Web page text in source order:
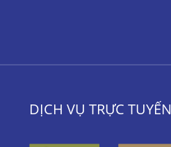
DỊCH VỤ TRỰC TUYẾN